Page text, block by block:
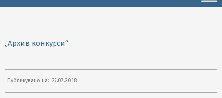
Navigation
„Архив конкурси“
Публикувано на: 27.07.2018